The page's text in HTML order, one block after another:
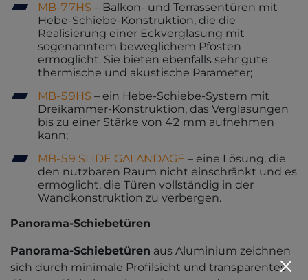
MB-77HS – Balkon- und Terrassentüren mit
Hebe-Schiebe-Konstruktion, die die
Realisierung einer Eckverglasung mit
sogenanntem beweglichem Pfosten
ermöglicht. Sie bieten ebenfalls sehr gute
thermische und akustische Parameter;
MB-59HS – ein Hebe-Schiebe-System mit
Dreikammer-Konstruktion, das Verglasungen
bis zu einer Stärke von 42 mm aufnehmen
kann;
MB-59 SLIDE GALANDAGE – eine Lösung, die
den nutzbaren Raum nicht einschränkt und es
ermöglicht, die Türen vollständig in der
Wandkonstruktion zu verbergen.
Panorama-Schiebetüren
Panorama-Schiebetüren aus Aluminium zeichnen
sich durch minimale Profilsicht und transparentes